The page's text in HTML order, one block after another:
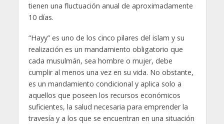
tienen una fluctuación anual de aproximadamente
10 días.
“Hayy” es uno de los cinco pilares del islam y su
realización es un mandamiento obligatorio que
cada musulmán, sea hombre o mujer, debe
cumplir al menos una vez en su vida. No obstante,
es un mandamiento condicional y aplica solo a
aquellos que poseen los recursos económicos
suficientes, la salud necesaria para emprender la
travesía y a los que se encuentran en una situación